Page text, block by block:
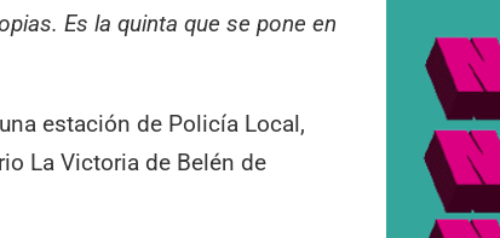
Es la quinta que se pone en
estación de Policía Local,
La Victoria de Belén de